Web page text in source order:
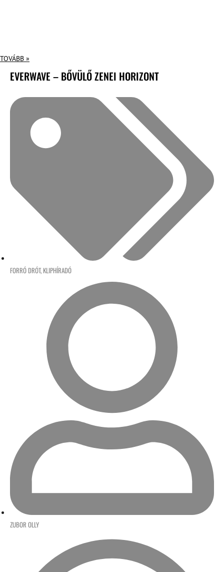
TOVÁBB »
EVERWAVE – BŐVÜLŐ ZENEI HORIZONT
FORRÓ DRÓT, KLIPHÍRADÓ
ZUBOR OLLY